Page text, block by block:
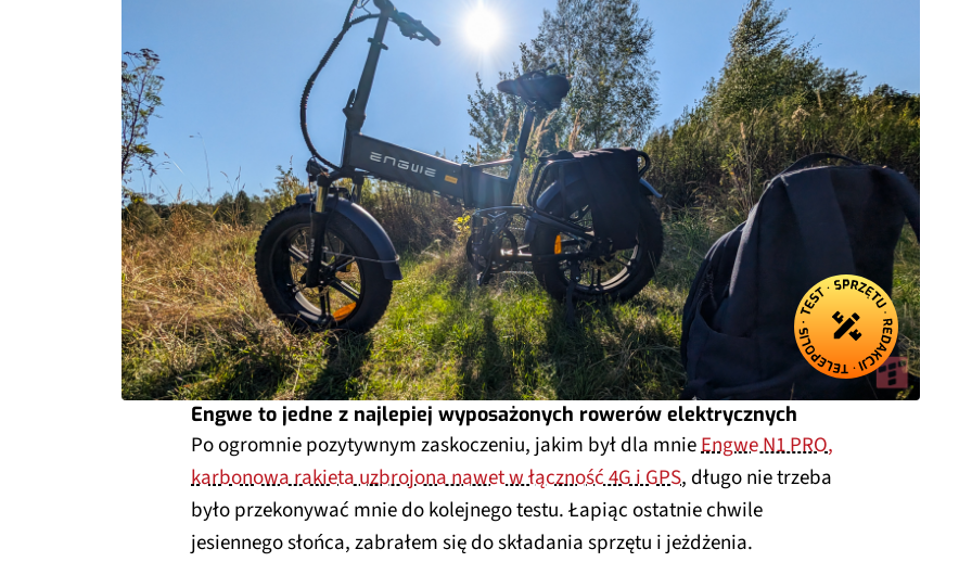
Engwe to jedne z najlepiej wyposażonych rowerów elektrycznych
Po ogromnie pozytywnym zaskoczeniu, jakim był dla mnieEngwe N1 PRO,
karbonowa rakieta uzbrojona nawet w łączność 4G i GPS, długo nie trzeba
było przekonywać mnie do kolejnego testu. Łapiąc ostatnie chwile
jesiennego słońca, zabrałem się do składania sprzętu i jeżdżenia.